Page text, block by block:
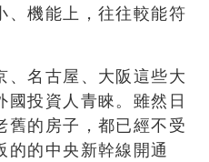
、機能上，往往較能符
、名古屋、大阪這些大
國投資人青睞。雖然日
舊的房子，都已經不受
的的中央新幹線開通